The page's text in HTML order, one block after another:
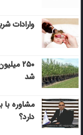
وارادات
۲۵۰
شد
مشاوره با
دارد؟